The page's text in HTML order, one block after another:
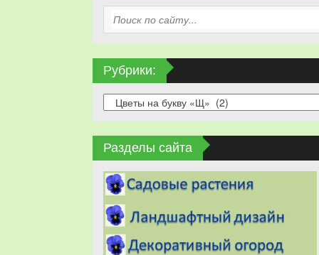
Рубрики:
Рубрики:
Разделы сайта